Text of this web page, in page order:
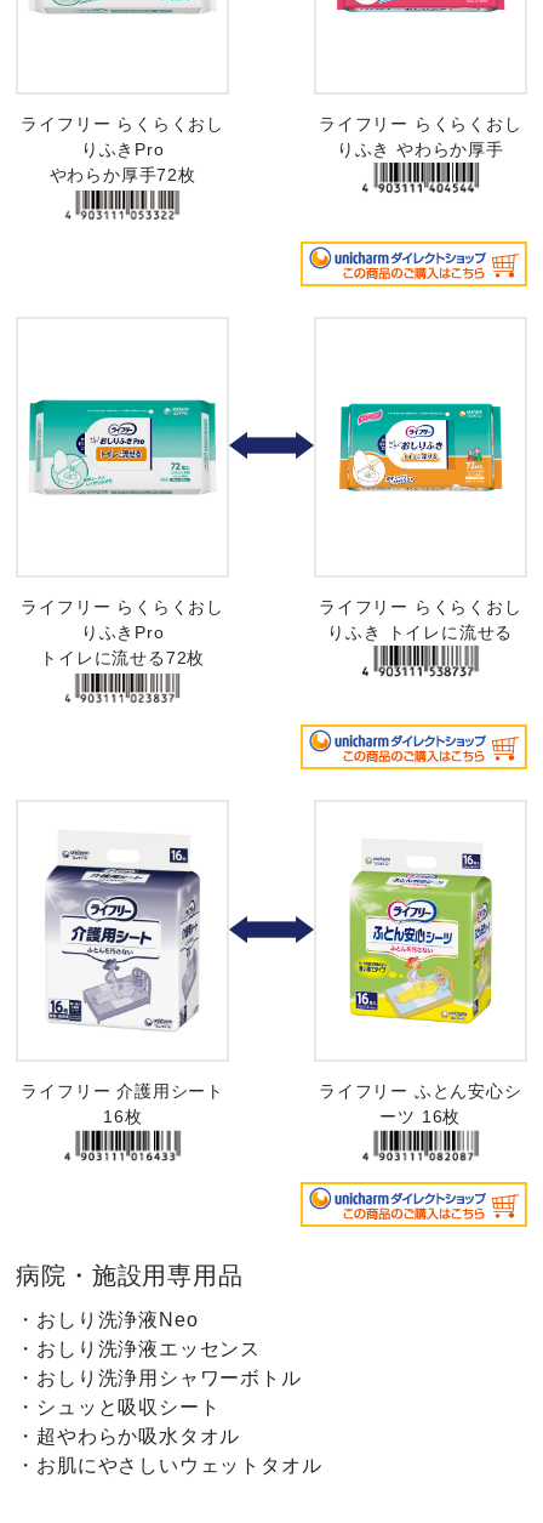
ライフリー らくらくおし
りふきPro
やわらか厚手72枚
ライフリー らくらくおし
りふき やわらか厚手
ライフリー らくらくおし
りふきPro
トイレに流せる72枚
ライフリー らくらくおし
りふき トイレに流せる
ライフリー 介護用シート
16枚
ライフリー ふとん安心シ
ーツ 16枚
病院・施設用専用品
・おしり洗浄液Neo
・おしり洗浄液エッセンス
・おしり洗浄用シャワーボトル
・シュッと吸収シート
・超やわらか吸水タオル
・お肌にやさしいウェットタオル